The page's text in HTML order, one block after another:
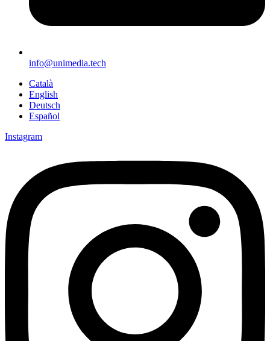
info@unimedia.tech
Català
English
Deutsch
Español
Instagram